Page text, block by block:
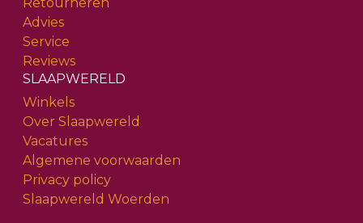
Advies
Service
Reviews
SLAAPWERELD
Winkels
Over Slaapwereld
Vacatures
Algemene voorwaarden
Privacy policy
Slaapwereld Woerden